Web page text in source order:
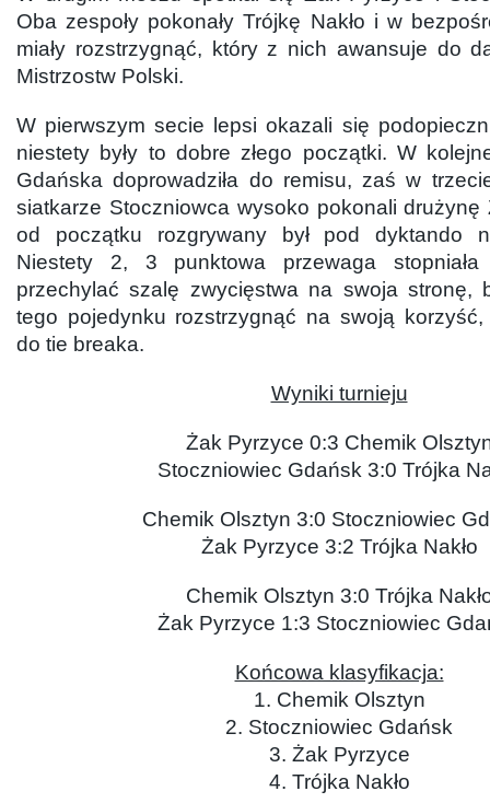
Oba zespoły pokonały Trójkę Nakło i w
miały rozstrzygnąć, który z nich awansuje do
Mistrzostw Polski.
W pierwszym secie lepsi okazali się podopieczni
niestety były to dobre złego początki. W
Gdańska doprowadziła do remisu, zaś w
siatkarze Stoczniowca wysoko pokonali drużynę
od początku rozgrywany był pod dyktando
Niestety 2, 3 punktowa przewaga
przechylać szalę zwycięstwa na swoja stronę,
tego pojedynku rozstrzygnąć na swoją
do tie breaka.
Wyniki turnieju
Żak Pyrzyce 0:3 Chemik
Stoczniowiec Gdańsk 3:0 Trójka
Chemik Olsztyn 3:0 Stoczniowiec
Żak Pyrzyce 3:2 Trójka Nakło
Chemik Olsztyn 3:0 Trójka
Żak Pyrzyce 1:3 Stoczniowiec
Końcowa klasyfikacja:
1. Chemik Olsztyn
2. Stoczniowiec Gdańsk
3. Żak Pyrzyce
4. Trójka Nakło